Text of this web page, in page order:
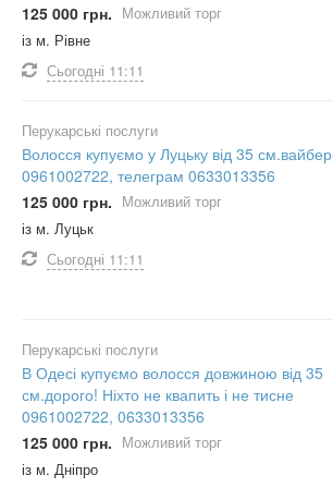
125 000 грн. Можливий торг
із м. Рівне
Сьогодні 11:11
Перукарські послуги
Волосся купуємо у Луцьку від 35 см.вайбер
0961002722, телеграм 0633013356
125 000 грн. Можливий торг
із м. Луцьк
Сьогодні 11:11
Перукарські послуги
В Одесі купуємо волосся довжиною від 35
см.дорого! Ніхто не квапить і не тисне
0961002722, 0633013356
125 000 грн. Можливий торг
із м. Дніпро